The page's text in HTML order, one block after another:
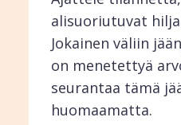
alisuoriutuvat
Jokainen väliin
on menetettyä
seurantaa tämä
huomaamatta.